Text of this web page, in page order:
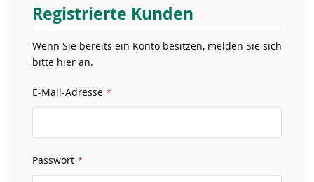
Registrierte Kunden
Wenn Sie bereits ein Konto besitzen, melden Sie sich
bitte hier an.
E-Mail-Adresse
Passwort